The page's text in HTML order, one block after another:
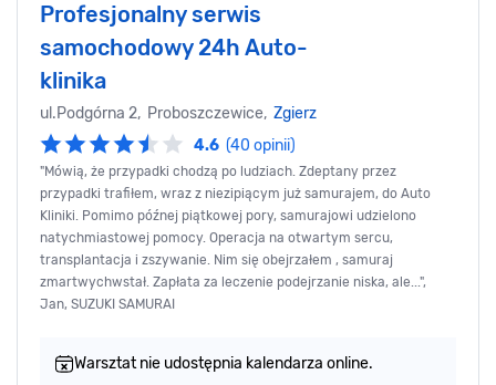
Profesjonalny serwis
samochodowy 24h Auto-
klinika
ul.Podgórna 2, Proboszczewice, Zgierz
4.6 (40 opinii)
"Mówią, że przypadki chodzą po ludziach. Zdeptany przez
przypadki trafiłem, wraz z niezipiącym już samurajem, do Auto
Kliniki. Pomimo późnej piątkowej pory, samurajowi udzielono
natychmiastowej pomocy. Operacja na otwartym sercu,
transplantacja i zszywanie. Nim się obejrzałem , samuraj
zmartwychwstał. Zapłata za leczenie podejrzanie niska, ale...",
Jan, SUZUKI SAMURAI
Warsztat nie udostępnia kalendarza online.